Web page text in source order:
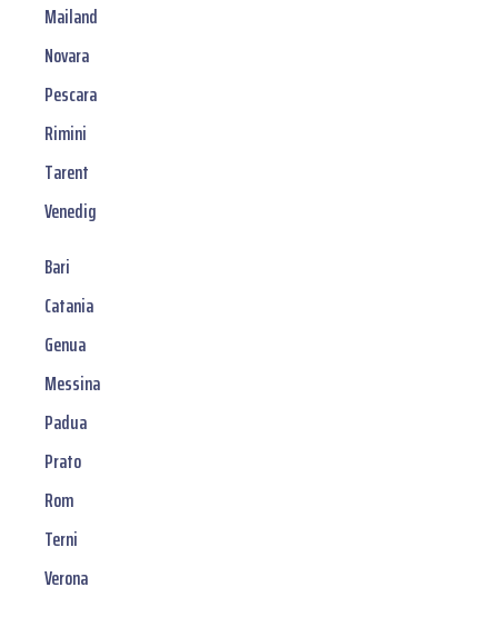
Mailand
Novara
Pescara
Rimini
Tarent
Venedig
Bari
Catania
Genua
Messina
Padua
Prato
Rom
Terni
Verona